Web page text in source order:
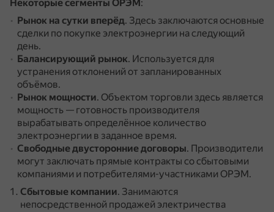
Некоторые сегменты ОРЭМ:
Рынок на сутки вперёд. Здесь заключаются основные
сделки по покупке электроэнергии на следующий
день.
Балансирующий рынок. Используется для
устранения отклонений от запланированных
объёмов.
Рынок мощности. Объектом торговли здесь является
мощность — готовность производителя
вырабатывать определённое количество
электроэнергии в заданное время.
Свободные двусторонние договоры. Производители
могут заключать прямые контракты со сбытовыми
компаниями и потребителями-участниками ОРЭМ.
Сбытовые компании. Занимаются
непосредственной продажей электричества